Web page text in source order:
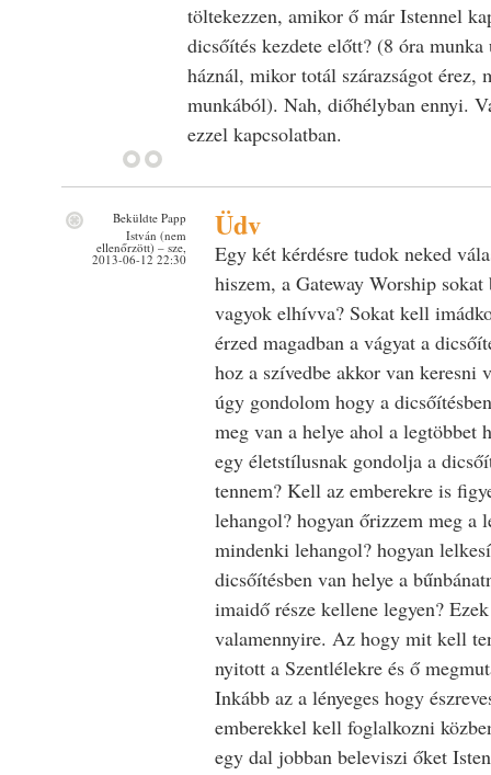
töltekezzen, amikor ő már Istennel
dicsőítés kezdete előtt? (8 óra
háznál, mikor totál szárazságot érez,
munkából). Nah, diőhélyban ennyi.
ezzel kapcsolatban.
Üdv
Egy két kérdésre tudok neked
hiszem, a Gateway Worship
vagyok elhívva? Sokat kell
érzed magadban a vágyat a
hoz a szívedbe akkor van keresni
úgy gondolom hogy a
meg van a helye ahol a legtöbbet
egy életstílusnak gondolja a
tennem? Kell az emberekre is
lehangol? hogyan őrizzem meg a
mindenki lehangol? hogyan
dicsőítésben van helye a
imaidő része kellene legyen?
valamennyire. Az hogy mit kell
nyitott a Szentlélekre és ő
Inkább az a lényeges hogy
emberekkel kell foglalkozni
egy dal jobban beleviszi őket
Beküldte Papp
István (nem
ellenőrzött) – sze,
2013-06-12 22:30